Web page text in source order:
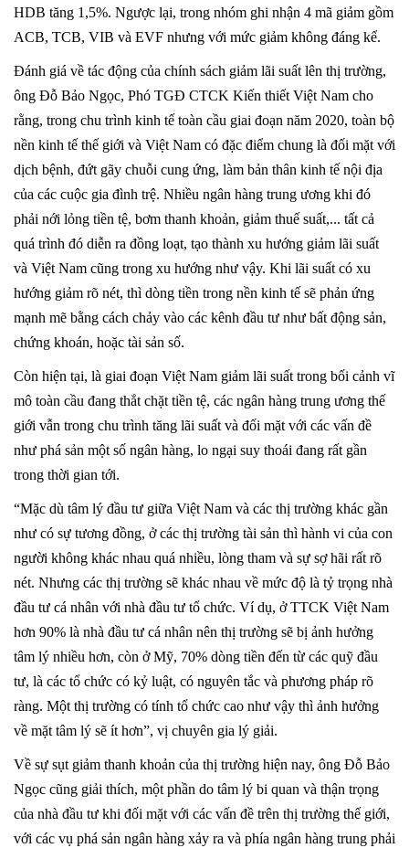
HDB tăng 1,5%. Ngược lại, trong nhóm ghi nhận 4 mã giảm gồm
ACB, TCB, VIB và EVF nhưng với mức giảm không đáng kể.
Đánh giá về tác động của chính sách giảm lãi suất lên thị trường,
ông Đỗ Bảo Ngọc, Phó TGĐ CTCK Kiến thiết Việt Nam cho
rằng, trong chu trình kinh tế toàn cầu giai đoạn năm 2020, toàn bộ
nền kinh tế thế giới và Việt Nam có đặc điểm chung là đối mặt với
dịch bệnh, đứt gãy chuỗi cung ứng, làm bản thân kinh tế nội địa
của các cuộc gia đình trệ. Nhiều ngân hàng trung ương khi đó
phải nới lỏng tiền tệ, bơm thanh khoản, giảm thuế suất,... tất cả
quá trình đó diễn ra đồng loạt, tạo thành xu hướng giảm lãi suất
và Việt Nam cũng trong xu hướng như vậy. Khi lãi suất có xu
hướng giảm rõ nét, thì dòng tiền trong nền kinh tế sẽ phản ứng
mạnh mẽ bằng cách chảy vào các kênh đầu tư như bất động sản,
chứng khoán, hoặc tài sản số.
Còn hiện tại, là giai đoạn Việt Nam giảm lãi suất trong bối cảnh vĩ
mô toàn cầu đang thắt chặt tiền tệ, các ngân hàng trung ương thế
giới vẫn trong chu trình tăng lãi suất và đối mặt với các vấn đề
như phá sản một số ngân hàng, lo ngại suy thoái đang rất gần
trong thời gian tới.
“Mặc dù tâm lý đầu tư giữa Việt Nam và các thị trường khác gần
như có sự tương đồng, ở các thị trường tài sản thì hành vi của con
người không khác nhau quá nhiều, lòng tham và sự sợ hãi rất rõ
nét. Nhưng các thị trường sẽ khác nhau về mức độ là tỷ trọng nhà
đầu tư cá nhân với nhà đầu tư tổ chức. Ví dụ, ở TTCK Việt Nam
hơn 90% là nhà đầu tư cá nhân nên thị trường sẽ bị ảnh hưởng
tâm lý nhiều hơn, còn ở Mỹ, 70% dòng tiền đến từ các quỹ đầu
tư, là các tổ chức có kỷ luật, có nguyên tắc và phương pháp rõ
ràng. Một thị trường có tính tổ chức cao như vậy thì ảnh hưởng
về mặt tâm lý sẽ ít hơn”, vị chuyên gia lý giải.
Về sự sụt giảm thanh khoản của thị trường hiện nay, ông Đỗ Bảo
Ngọc cũng giải thích, một phần do tâm lý bi quan và thận trọng
của nhà đầu tư khi đối mặt với các vấn đề trên thị trường thế giới,
với các vụ phá sản ngân hàng xảy ra và phía ngân hàng trung phải